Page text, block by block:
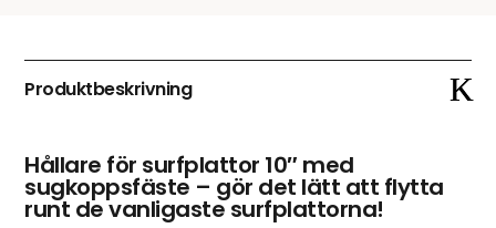
Produktbeskrivning
Hållare för surfplattor 10″ med
sugkoppsfäste – gör det lätt att flytta
runt de vanligaste surfplattorna!